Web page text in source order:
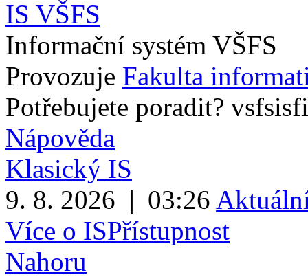
IS VŠFS
Informační systém VŠFS
Provozuje Fakulta
Potřebujete poradit? vsfsisfi
Nápověda
Klasický IS
9. 8. 2026
03:26
Více o ISPřístupnost
Nahoru